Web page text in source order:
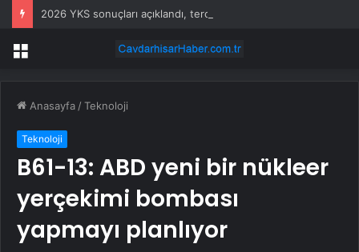
Menü
Anasayfa /Teknoloji
Teknoloji
B61-13: ABD yeni bir nükleer
yerçekimi bombası
yapmayı planlıyor